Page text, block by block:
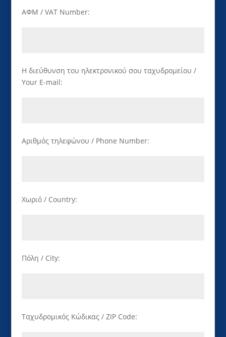
ΑΦΜ / VAT Number:
Η διεύθυνση του ηλεκτρονικού σου ταχυδρομείου /
Your E-mail:
Αριθμός τηλεφώνου / Phone Number:
Χωριό / Country:
Πόλη / City:
Ταχυδρομικός Κώδικας / ZIP Code: